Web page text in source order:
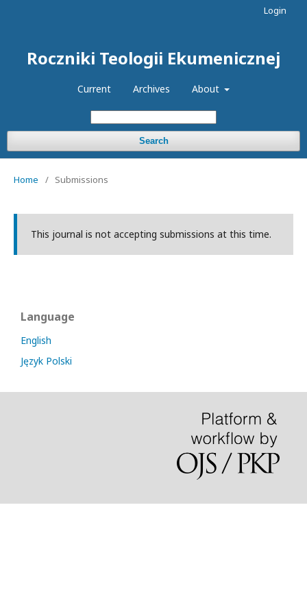
Roczniki Teologii Ekumenicznej
Current Archives About
Search
Login
Home / Submissions
This journal is not accepting submissions at this time.
Language
English
Język Polski